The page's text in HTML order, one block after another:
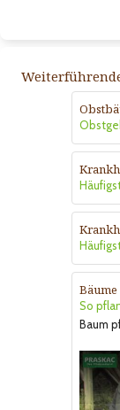
So
Baum